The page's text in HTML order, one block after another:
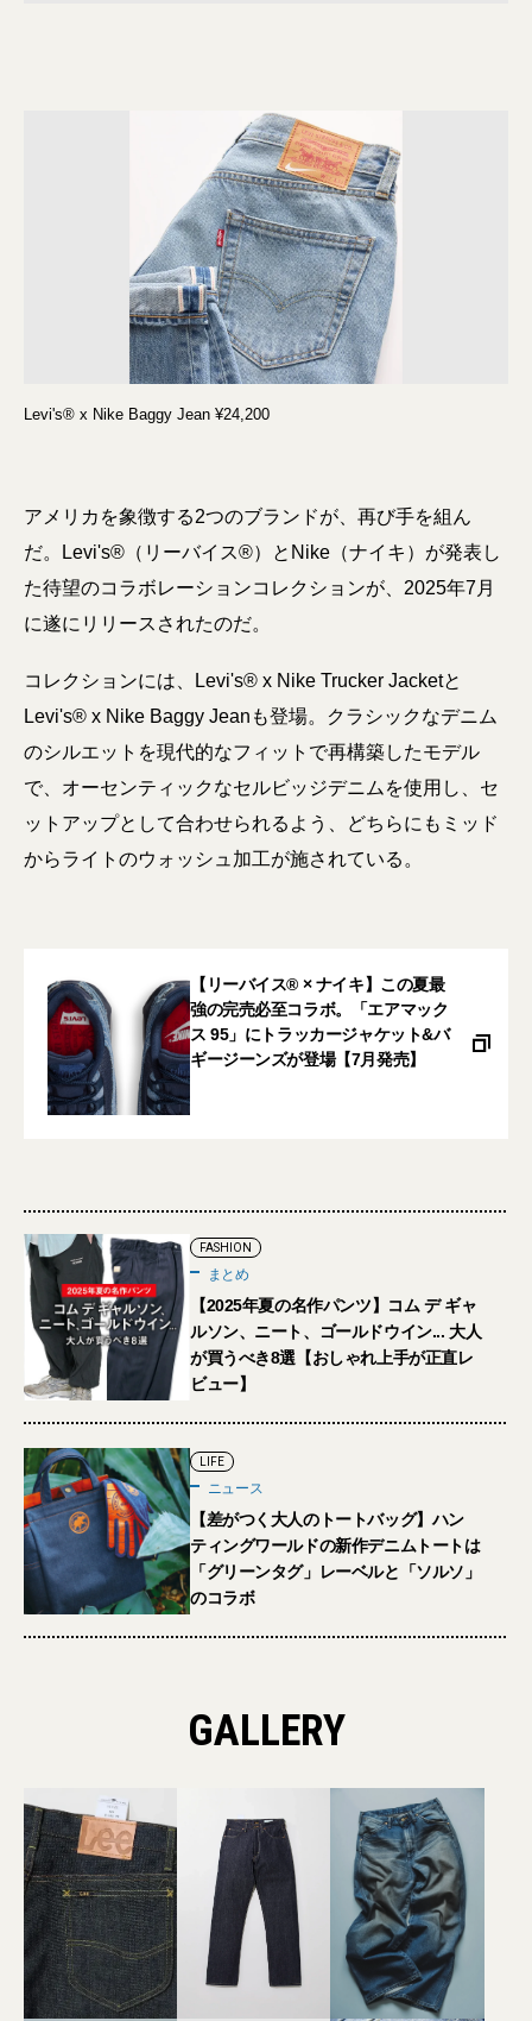
Levi's® x Nike Baggy Jean ¥24,200
アメリカを象徴する2つのブランドが、再び手を組ん
だ。Levi's®（リーバイス®）とNike（ナイキ）が発表し
た待望のコラボレーションコレクションが、2025年7月
に遂にリリースされたのだ。
コレクションには、Levi's® x Nike Trucker Jacketと
Levi's® x Nike Baggy Jeanも登場。クラシックなデニム
のシルエットを現代的なフィットで再構築したモデル
で、オーセンティックなセルビッジデニムを使用し、セ
ットアップとして合わせられるよう、どちらにもミッド
からライトのウォッシュ加工が施されている。
【リーバイス® × ナイキ】この夏最
強の完売必至コラボ。「エアマック
ス 95」にトラッカージャケット&バ
ギージーンズが登場【7月発売】
FASHION
まとめ
【2025年夏の名作パンツ】コム デ ギャ
ルソン、ニート、ゴールドウイン... 大人
が買うべき8選【おしゃれ上手が正直レ
ビュー】
LIFE
ニュース
【差がつく大人のトートバッグ】ハン
ティングワールドの新作デニムトートは
「グリーンタグ」レーベルと「ソルソ」
のコラボ
GALLERY